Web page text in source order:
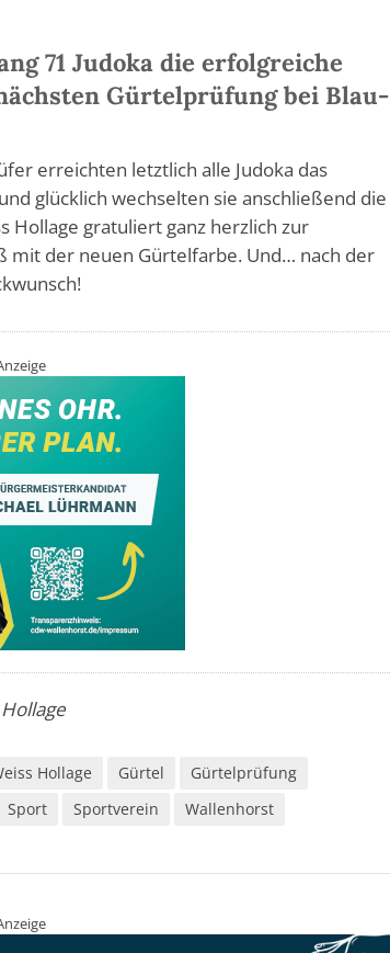
71 Judoka die erfolgreiche
Gürtelprüfung bei Blau-
erreichten letztlich alle Judoka das
glücklich wechselten sie anschließend die
Hollage gratuliert ganz herzlich zur
mit der neuen Gürtelfarbe. Und… nach der
Hollage Gürtel
Gürtelprüfung
Sport Sportverein Wallenhorst